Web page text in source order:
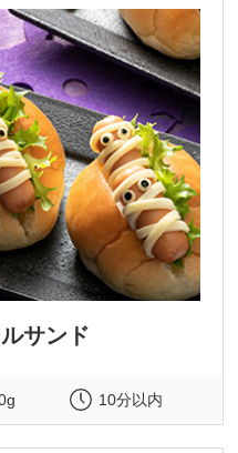
サンド
10分以内